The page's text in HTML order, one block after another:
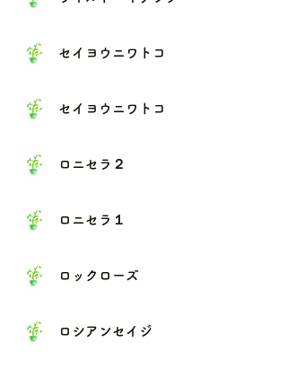
セイヨウニワトコ
セイヨウニワトコ
ロニセラ２
ロニセラ１
ロックローズ
ロシアンセイジ